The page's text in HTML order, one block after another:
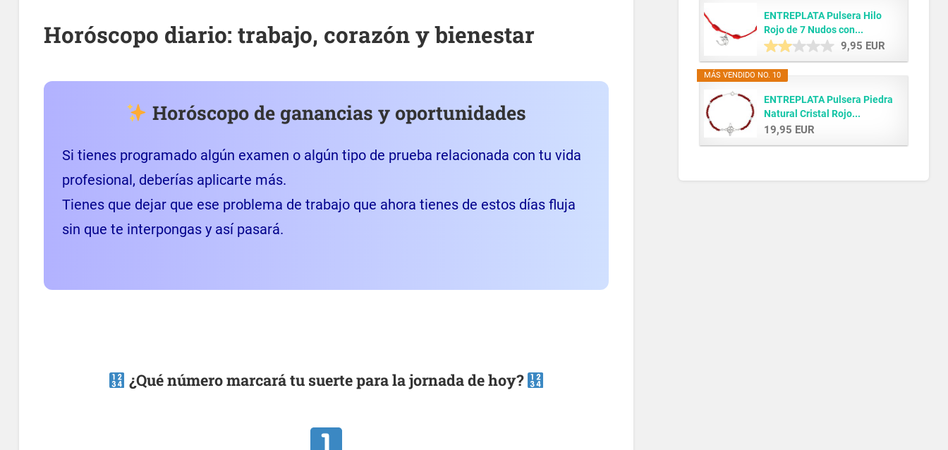
Horóscopo diario: trabajo, corazón y bienestar
Horóscopo de ganancias y oportunidades
Si tienes programado algún examen o algún tipo de prueba relacionada con tu vida
profesional, deberías aplicarte más.
Tienes que dejar que ese problema de trabajo que ahora tienes de estos días fluja
sin que te interpongas y así pasará.
¿Qué número marcará tu suerte para la jornada de hoy?
ENTREPLATA Pulsera Hilo
Rojo de 7 Nudos con...
9,95 EUR
MÁS VENDIDO NO. 10
ENTREPLATA Pulsera Piedra
Natural Cristal Rojo...
19,95 EUR